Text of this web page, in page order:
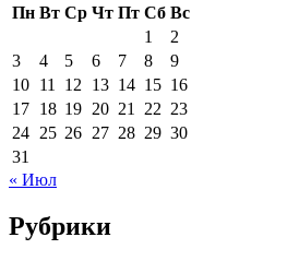
Пн Вт Ср Чт Пт Сб Вс
1
2
3
4 5 6 7 8
9
10 11 12 13 14 15 16
17 18 19 20 21 22 23
24 25 26 27 28 29 30
31
« Июл
Рубрики